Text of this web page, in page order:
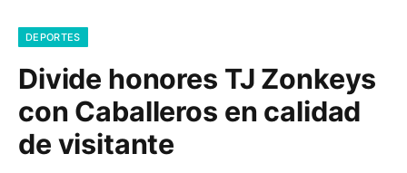
DEPORTES
Divide honores TJ Zonkeys
con Caballeros en calidad
de visitante